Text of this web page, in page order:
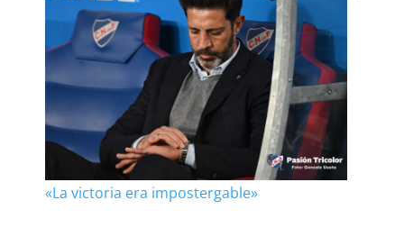
«La victoria era impostergable»